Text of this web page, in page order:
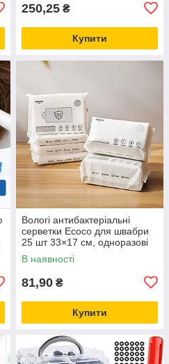
250,25 ₴
Купити
Вологі антибактеріальні
серветки Ecoco для швабри
25 шт 33×17 см, одноразові
серветки для прибирання
дому
В наявності
81,90 ₴
Купити